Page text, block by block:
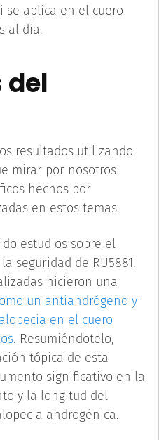
se aplica en el cuero
al día.
del
resultados utilizando
mirar por nosotros
hechos por
en estos temas.
estudios sobre el
seguridad de RU5881.
hicieron una
un antiandrógeno y
en el cuero
Resumiéndotelo,
tópica de esta
significativo en la
y la longitud del
androgénica.